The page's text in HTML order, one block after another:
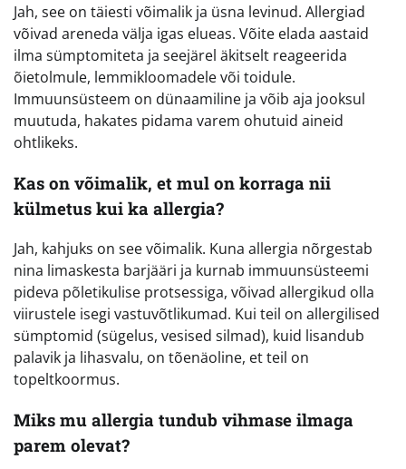
Jah, see on täiesti võimalik ja üsna levinud. Allergiad
võivad areneda välja igas elueas. Võite elada aastaid
ilma sümptomiteta ja seejärel äkitselt reageerida
õietolmule, lemmikloomadele või toidule.
Immuunsüsteem on dünaamiline ja võib aja jooksul
muutuda, hakates pidama varem ohutuid aineid
ohtlikeks.
Kas on võimalik, et mul on korraga nii
külmetus kui ka allergia?
Jah, kahjuks on see võimalik. Kuna allergia nõrgestab
nina limaskesta barjääri ja kurnab immuunsüsteemi
pideva põletikulise protsessiga, võivad allergikud olla
viirustele isegi vastuvõtlikumad. Kui teil on allergilised
sümptomid (sügelus, vesised silmad), kuid lisandub
palavik ja lihasvalu, on tõenäoline, et teil on
topeltkoormus.
Miks mu allergia tundub vihmase ilmaga
parem olevat?